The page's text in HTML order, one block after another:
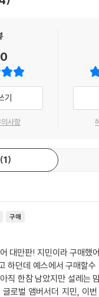
기
사항
1
구매
대만판! 지민이라 구매했
하던데 예스에서 구매할
직 한참 남았지만 설레는
로벌 앰버서더 지민, 이